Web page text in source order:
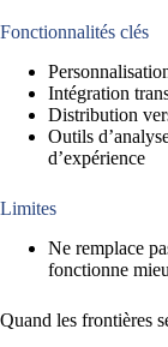
Fonctionnalités clés
Intégration
Distribution
Outils
d’expérience
Limites
Ne remplace
fonctionne
Quand les frontières